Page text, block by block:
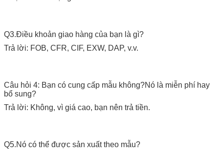
Q3.Điều khoản giao hàng của bạn là gì?
Trả lời: FOB, CFR, CIF, EXW, DAP, v.v.
Câu hỏi 4: Bạn có cung cấp mẫu không?Nó là miễn phí hay
bổ sung?
Trả lời: Không, vì giá cao, bạn nên trả tiền.
Q5.Nó có thể được sản xuất theo mẫu?